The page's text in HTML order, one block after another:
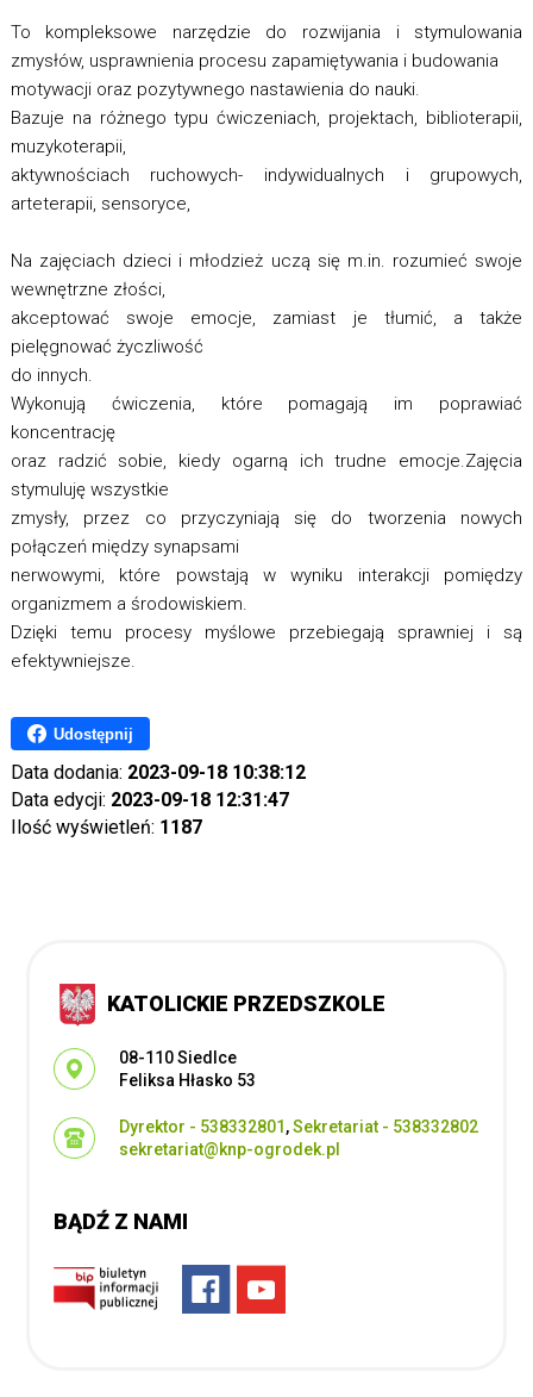
To kompleksowe narzędzie do rozwijania i stymulowania
zmysłów, usprawnienia procesu zapamiętywania i budowania
motywacji oraz pozytywnego nastawienia do nauki.
Bazuje na różnego typu ćwiczeniach, projektach, biblioterapii,
muzykoterapii,
aktywnościach ruchowych- indywidualnych i grupowych,
arteterapii, sensoryce,
Na zajęciach dzieci i młodzież uczą się m.in. rozumieć swoje
wewnętrzne złości,
akceptować swoje emocje, zamiast je tłumić, a także
pielęgnować życzliwość
do innych.
Wykonują ćwiczenia, które pomagają im poprawiać
koncentrację
oraz radzić sobie, kiedy ogarną ich trudne emocje.Zajęcia
stymuluję wszystkie
zmysły, przez co przyczyniają się do tworzenia nowych
połączeń między synapsami
nerwowymi, które powstają w wyniku interakcji pomiędzy
organizmem a środowiskiem.
Dzięki temu procesy myślowe przebiegają sprawniej i są
efektywniejsze.
Udostępnij
Data dodania: 2023-09-18 10:38:12
Data edycji: 2023-09-18 12:31:47
Ilość wyświetleń: 1187
KATOLICKIE PRZEDSZKOLE
Adres pocztowy:
08-110 Siedlce
Feliksa Hłasko 53
Dyrektor - 538332801 ,Sekretariat - 538332802
sekretariat@knp-ogrodek.pl
BĄDŹ Z NAMI